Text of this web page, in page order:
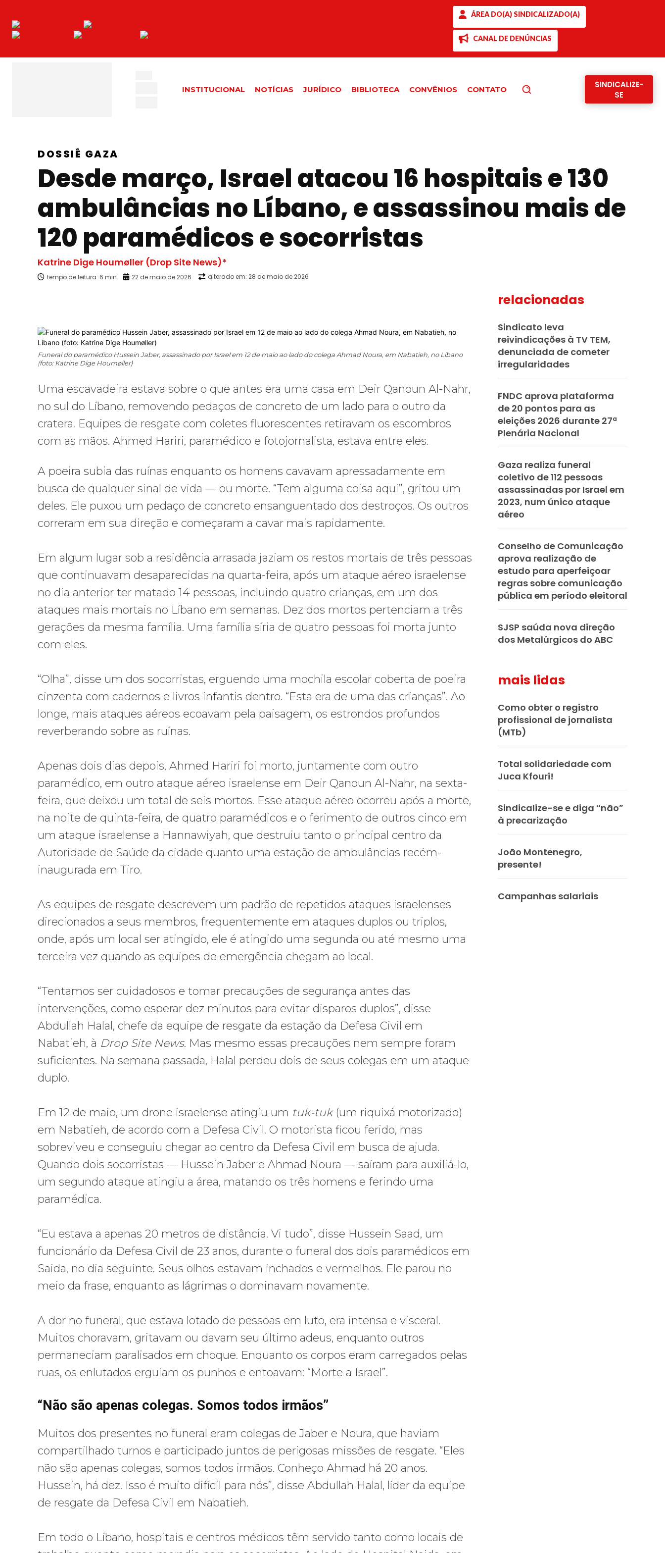
ÁREA DO(A) SINDICALIZADO(A)
CANAL DE DENÚNCIAS
INSTITUCIONAL NOTÍCIAS JURÍDICO BIBLIOTECA CONVÊNIOS CONTATO
SINDICALIZE-
SE
DOSSIÊ GAZA
Desde março, Israel atacou 16 hospitais e 130
ambulâncias no Líbano, e assassinou mais de
120 paramédicos e socorristas
Katrine Dige Houmøller (Drop Site News)*
tempo de leitura: 6 min. 22 de maio de 2026 alterado em: 28 de maio de 2026
Funeral do paramédico Hussein Jaber, assassinado por Israel em 12 de maio ao lado do colega Ahmad Noura, em Nabatieh, no Líbano
(foto: Katrine Dige Houmøller)
Uma escavadeira estava sobre o que antes era uma casa em Deir Qanoun Al-Nahr,
no sul do Líbano, removendo pedaços de concreto de um lado para o outro da
cratera. Equipes de resgate com coletes fluorescentes retiravam os escombros
com as mãos. Ahmed Hariri, paramédico e fotojornalista, estava entre eles.
A poeira subia das ruínas enquanto os homens cavavam apressadamente em
busca de qualquer sinal de vida — ou morte. “Tem alguma coisa aqui”, gritou um
deles. Ele puxou um pedaço de concreto ensanguentado dos destroços. Os outros
correram em sua direção e começaram a cavar mais rapidamente.
Em algum lugar sob a residência arrasada jaziam os restos mortais de três pessoas
que continuavam desaparecidas na quarta-feira, após um ataque aéreo israelense
no dia anterior ter matado 14 pessoas, incluindo quatro crianças, em um dos
ataques mais mortais no Líbano em semanas. Dez dos mortos pertenciam a três
gerações da mesma família. Uma família síria de quatro pessoas foi morta junto
com eles.
“Olha”, disse um dos socorristas, erguendo uma mochila escolar coberta de poeira
cinzenta com cadernos e livros infantis dentro. “Esta era de uma das crianças”. Ao
longe, mais ataques aéreos ecoavam pela paisagem, os estrondos profundos
reverberando sobre as ruínas.
Apenas dois dias depois, Ahmed Hariri foi morto, juntamente com outro
paramédico, em outro ataque aéreo israelense em Deir Qanoun Al-Nahr, na sexta-
feira, que deixou um total de seis mortos. Esse ataque aéreo ocorreu após a morte,
na noite de quinta-feira, de quatro paramédicos e o ferimento de outros cinco em
um ataque israelense a Hannawiyah, que destruiu tanto o principal centro da
Autoridade de Saúde da cidade quanto uma estação de ambulâncias recém-
inaugurada em Tiro.
As equipes de resgate descrevem um padrão de repetidos ataques israelenses
direcionados a seus membros, frequentemente em ataques duplos ou triplos,
onde, após um local ser atingido, ele é atingido uma segunda ou até mesmo uma
terceira vez quando as equipes de emergência chegam ao local.
“Tentamos ser cuidadosos e tomar precauções de segurança antes das
intervenções, como esperar dez minutos para evitar disparos duplos”, disse
Abdullah Halal, chefe da equipe de resgate da estação da Defesa Civil em
Nabatieh, à Drop Site News. Mas mesmo essas precauções nem sempre foram
suficientes. Na semana passada, Halal perdeu dois de seus colegas em um ataque
duplo.
Em 12 de maio, um drone israelense atingiu um tuk-tuk(um riquixá motorizado)
em Nabatieh, de acordo com a Defesa Civil. O motorista ficou ferido, mas
sobreviveu e conseguiu chegar ao centro da Defesa Civil em busca de ajuda.
Quando dois socorristas — Hussein Jaber e Ahmad Noura — saíram para auxiliá-lo,
um segundo ataque atingiu a área, matando os três homens e ferindo uma
paramédica.
“Eu estava a apenas 20 metros de distância. Vi tudo”, disse Hussein Saad, um
funcionário da Defesa Civil de 23 anos, durante o funeral dos dois paramédicos em
Saida, no dia seguinte. Seus olhos estavam inchados e vermelhos. Ele parou no
meio da frase, enquanto as lágrimas o dominavam novamente.
A dor no funeral, que estava lotado de pessoas em luto, era intensa e visceral.
Muitos choravam, gritavam ou davam seu último adeus, enquanto outros
permaneciam paralisados ​​em choque. Enquanto os corpos eram carregados pelas
ruas, os enlutados erguiam os punhos e entoavam: “Morte a Israel”.
“Não são apenas colegas. Somos todos irmãos”
Muitos dos presentes no funeral eram colegas de Jaber e Noura, que haviam
compartilhado turnos e participado juntos de perigosas missões de resgate. “Eles
não são apenas colegas, somos todos irmãos. Conheço Ahmad há 20 anos.
Hussein, há dez. Isso é muito difícil para nós”, disse Abdullah Halal, líder da equipe
de resgate da Defesa Civil em Nabatieh.
Em todo o Líbano, hospitais e centros médicos têm servido tanto como locais de
relacionadas
Sindicato leva
reivindicações à TV TEM,
denunciada de cometer
irregularidades
FNDC aprova plataforma
de 20 pontos para as
eleições 2026 durante 27ª
Plenária Nacional
Gaza realiza funeral
coletivo de 112 pessoas
assassinadas por Israel em
2023, num único ataque
aéreo
Conselho de Comunicação
aprova realização de
estudo para aperfeiçoar
regras sobre comunicação
pública em período eleitoral
SJSP saúda nova direção
dos Metalúrgicos do ABC
mais lidas
Como obter o registro
profissional de jornalista
(MTb)
Total solidariedade com
Juca Kfouri!
Sindicalize-se e diga “não”
à precarização
João Montenegro,
presente!
Campanhas salariais